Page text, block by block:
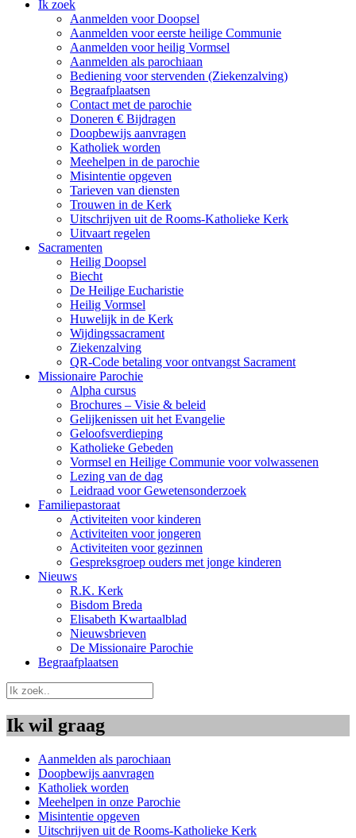
Ik zoek
Aanmelden voor Doopsel
Aanmelden voor eerste heilige Communie
Aanmelden voor heilig Vormsel
Aanmelden als parochiaan
Bediening voor stervenden (Ziekenzalving)
Begraafplaatsen
Contact met de parochie
Doneren € Bijdragen
Doopbewijs aanvragen
Katholiek worden
Meehelpen in de parochie
Misintentie opgeven
Tarieven van diensten
Trouwen in de Kerk
Uitschrijven uit de Rooms-Katholieke Kerk
Uitvaart regelen
Sacramenten
Heilig Doopsel
Biecht
De Heilige Eucharistie
Heilig Vormsel
Huwelijk in de Kerk
Wijdingssacrament
Ziekenzalving
QR-Code betaling voor ontvangst Sacrament
Missionaire Parochie
Alpha cursus
Brochures – Visie & beleid
Gelijkenissen uit het Evangelie
Geloofsverdieping
Katholieke Gebeden
Vormsel en Heilige Communie voor volwassenen
Lezing van de dag
Leidraad voor Gewetensonderzoek
Familiepastoraat
Activiteiten voor kinderen
Activiteiten voor jongeren
Activiteiten voor gezinnen
Gespreksgroep ouders met jonge kinderen
Nieuws
R.K. Kerk
Bisdom Breda
Elisabeth Kwartaalblad
Nieuwsbrieven
De Missionaire Parochie
Begraafplaatsen
Ik wil graag
Aanmelden als parochiaan
Doopbewijs aanvragen
Katholiek worden
Meehelpen in onze Parochie
Misintentie opgeven
Uitschrijven uit de Rooms-Katholieke Kerk